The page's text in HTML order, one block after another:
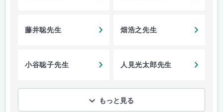
藤井聡先生 畑浩之先生
小谷聡子先生 人見光太郎先生
もっと見る